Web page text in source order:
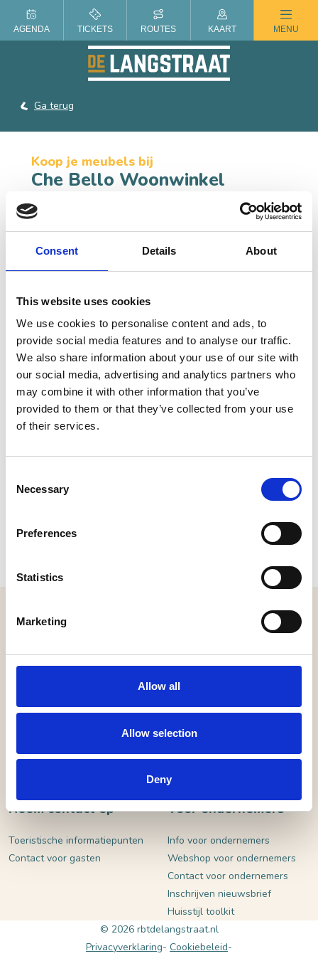
Consent Details About
This website uses cookies
We use cookies to personalise content and ads, to
provide social media features and to analyse our traffic.
We also share information about your use of our site with
our social media, advertising and analytics partners who
may combine it with other information that you’ve
provided to them or that they’ve collected from your use
of their services.
Selection
Necessary
Preferences
Statistics
Marketing
Allow all
Allow selection
Deny
ZOMER IN DE LANGSTRAAT
Ga terug
Koop je meubels bij
Che Bello Woonwinkel
Che Bello verkoopt prachtige houten meubels,
designstoelen, woonaccessoires en nog veel meer. Kom
eens kijken!
Botermarkt 18, 5256 AV Heusden
Bel:0416-666699|Stuur een e-mail
Plan je route
Bekijk website
Neem contact op
Toeristische informatiepunten
Contact voor gasten
Voor ondernemers
Info voor ondernemers
Webshop voor ondernemers
Contact voor ondernemers
Inschrijven nieuwsbrief
Huisstijl toolkit
© 2026 rbtdelangstraat.nl
Privacyverklaring Cookiebeleid
AGENDA TICKETS ROUTES KAART MENU